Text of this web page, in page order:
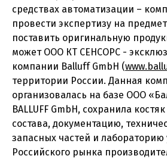
средствах автоматизации –
провести экспертизу на
поставить оригинальную
может ООО КТ СЕНСОРС -
компании Balluff GmbH (
территории России. Данная
организовалась на базе ООО
BALLUFF GmbH, сохранила
состава, документацию,
запасных частей и лабораторию
Российского рынка